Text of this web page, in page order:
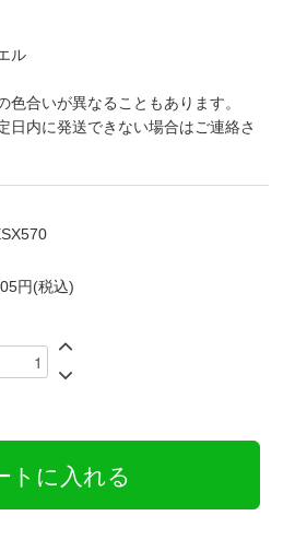
ル
色合いが異なることもあります。
内に発送できない場合はご連絡さ
円(税込)